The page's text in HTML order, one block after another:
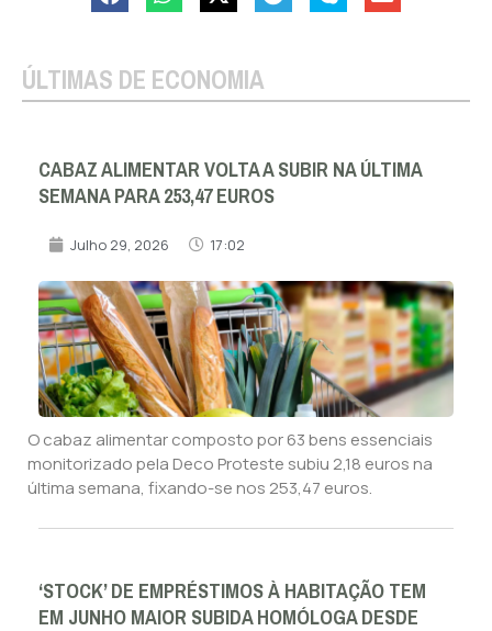
ÚLTIMAS DE ECONOMIA
CABAZ ALIMENTAR VOLTA A SUBIR NA ÚLTIMA
SEMANA PARA 253,47 EUROS
Julho 29, 2026 17:02
O cabaz alimentar composto por 63 bens essenciais
monitorizado pela Deco Proteste subiu 2,18 euros na
última semana, fixando-se nos 253,47 euros.
‘STOCK’ DE EMPRÉSTIMOS À HABITAÇÃO TEM
EM JUNHO MAIOR SUBIDA HOMÓLOGA DESDE